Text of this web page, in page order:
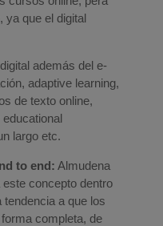
ya que el digital
además del e-
adaptive learning,
de texto online,
largo etc.
to end: Almudena
concepto dentro
a que los
completa, de